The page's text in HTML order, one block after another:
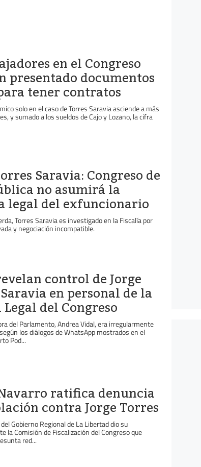
en el Congreso
presentado documentos
tener contratos
solo en el caso de Torres Saravia asciende a más
y sumado a los sueldos de Cajo y Lozano, la cifra
Saravia: Congreso de
no asumirá la
legal del exfuncionario
Torres Saravia es investigado en la Fiscalía por
y negociación incompatible.
control de Jorge
en personal de la
del Congreso
del Parlamento, Andrea Vidal, era irregularmente
los diálogos de WhatsApp mostrados en el
Pod...
ratifica denuncia
contra Jorge Torres
Gobierno Regional de La Libertad dio su
la Comisión de Fiscalización del Congreso que
red...